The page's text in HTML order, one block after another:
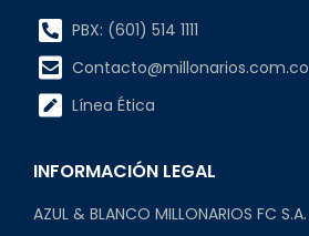
PBX: (601) 514 1111
Contacto@millonarios.com.co
Línea Ética
INFORMACIÓN LEGAL
AZUL & BLANCO MILLONARIOS FC S.A.